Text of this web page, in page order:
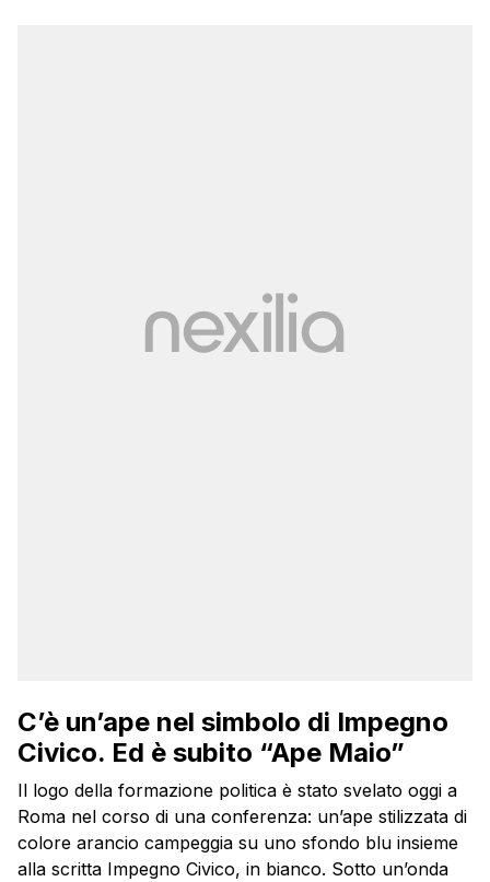
C’è un’ape nel simbolo di Impegno
Civico. Ed è subito “Ape Maio”
Il logo della formazione politica è stato svelato oggi a
Roma nel corso di una conferenza: un’ape stilizzata di
colore arancio campeggia su uno sfondo blu insieme
alla scritta Impegno Civico, in bianco. Sotto un’onda